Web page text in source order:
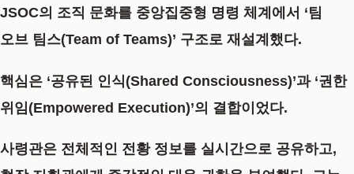
JSOC의 조직 문화를 중앙집중형 명령 체계에서 ‘팀
오브 팀스(Team of Teams)’ 구조로 재설계했다.
핵심은 ‘공유된 인식(Shared Consciousness)’과 ‘권한
위임(Empowered Execution)’의 결합이었다.
사령관은 전체적인 전황 정보를 실시간으로 공유하고,